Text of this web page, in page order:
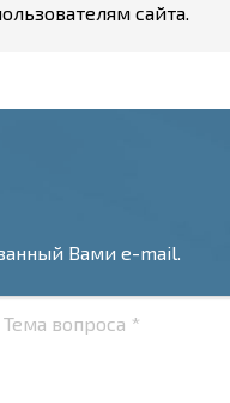
сайта.
Вами e-mail.